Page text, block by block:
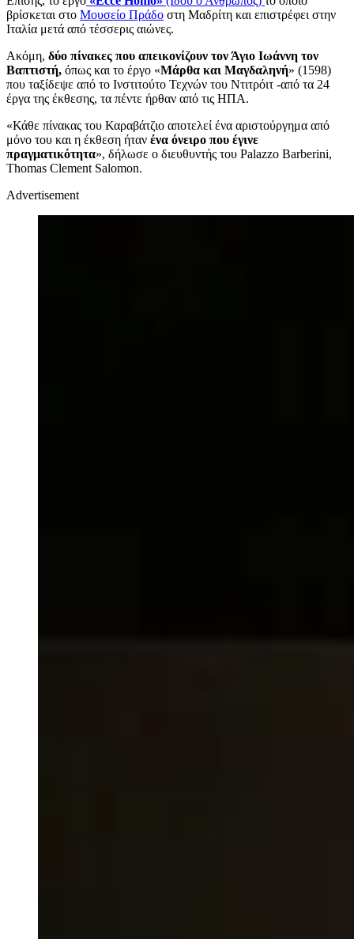
βρίσκεται στο Μουσείο Πράδο στη Μαδρίτη και επιστρέφει στην
Ιταλία μετά από τέσσερις αιώνες.
Ακόμη, δύο πίνακες που απεικονίζουν τον Άγιο Ιωάννη τον
Βαπτιστή, όπως και το έργο «Μάρθα και Μαγδαληνή» (1598)
που ταξίδεψε από το Ινστιτούτο Τεχνών του Ντιτρόιτ -από τα 24
έργα της έκθεσης, τα πέντε ήρθαν από τις ΗΠΑ.
«Κάθε πίνακας του Καραβάτζιο αποτελεί ένα αριστούργημα από
μόνο του και η έκθεση ήταν ένα όνειρο που έγινε
πραγματικότητα», δήλωσε ο διευθυντής του Palazzo Barberini,
Thomas Clement Salomon.
Advertisement